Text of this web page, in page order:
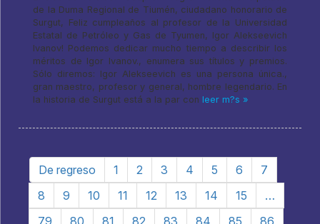
de la Duma Regional de Tiumén, ciudadano honorario de
Surgut, Feliz cumpleaños al profesor de la Universidad
Estatal de Petróleo y Gas de Tyumen, Igor Alekseevich
Ivanov! Podemos dedicar mucho tiempo a describir los
méritos de Igor Ivanov., enumera sus títulos y premios.
Sólo diremos: Igor Alekseevich es una persona única.,
gran maestro, profesor y general, hombre legendario. En
la historia de Surgut está a la par con leer m?s »
De regreso 1 2 3 4 5 6
7
8
9 10 11 12 13 14 15
…